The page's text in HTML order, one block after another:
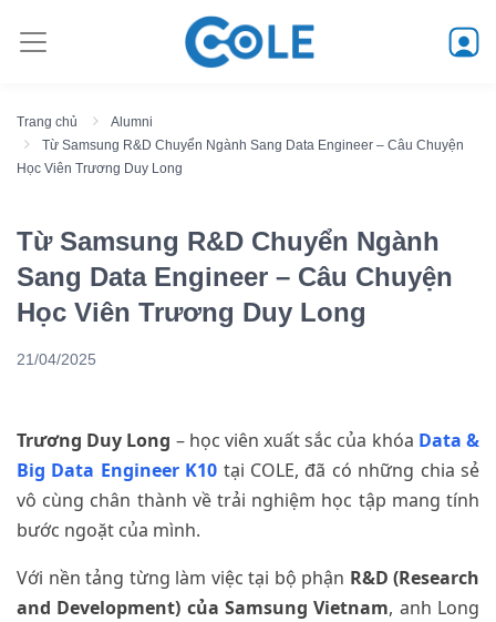
Trang chủ
Alumni
Từ Samsung R&D Chuyển Ngành Sang Data Engineer – Câu Chuyện
Học Viên Trương Duy Long
Từ Samsung R&D Chuyển Ngành
Sang Data Engineer – Câu Chuyện
Học Viên Trương Duy Long
21/04/2025
Trương Duy Long – học viên xuất sắc của khóa Data &
Big Data Engineer K10 tại COLE, đã có những chia sẻ
vô cùng chân thành về trải nghiệm học tập mang tính
bước ngoặt của mình.
Với nền tảng từng làm việc tại bộ phận R&D (Research
and Development) của Samsung Vietnam, anh Long